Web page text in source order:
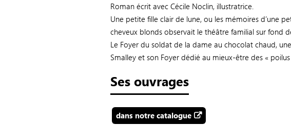
Roman écrit avec Cécile Noclin, illustratrice.
Une petite fille clair de lune, ou les mémoires d’une
cheveux blonds observait le théâtre familial sur fond
Le Foyer du soldat de la dame au chocolat chaud,
Smalley et son Foyer dédié au mieux-être des « poilus
Ses ouvrages
dans notre catalogue